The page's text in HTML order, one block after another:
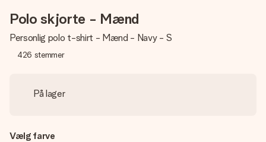
Polo skjorte - Mænd
Personlig polo t-shirt - Mænd - Navy - S
426 stemmer
På lager
Vælg farve